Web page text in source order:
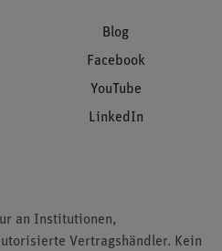
Blog
Facebook
YouTube
LinkedIn
an Institutionen,
Vertragshändler. Kein